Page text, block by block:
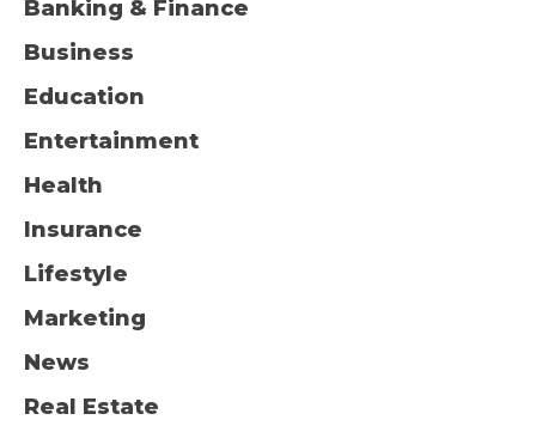
Banking & Finance
Business
Education
Entertainment
Health
Insurance
Lifestyle
Marketing
News
Real Estate